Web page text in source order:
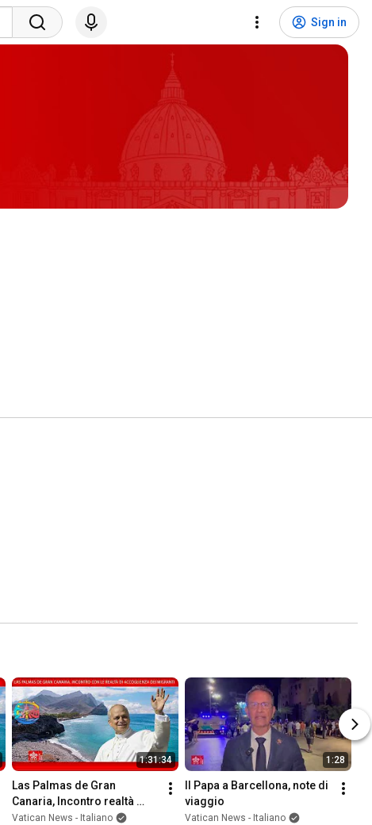
Sign in
1:31:34
Las Palmas de Gran
Canaria, Incontro realtà
accoglienza Migranti, 11
Vatican News - Italiano
1:28
Il Papa a Barcellona, note di
viaggio
Vatican News - Italiano